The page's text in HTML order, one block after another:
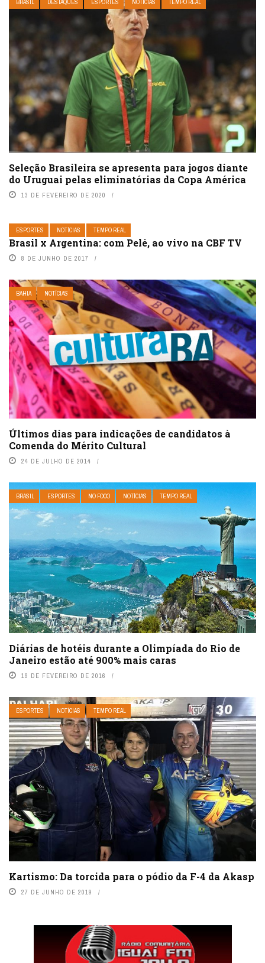
BRASIL DESTAQUES ESPORTES NOTÍCIAS TEMPO REAL
Seleção Brasileira se apresenta para jogos diante
do Uruguai pelas eliminatórias da Copa América
13 DE FEVEREIRO DE 2020
ESPORTES NOTÍCIAS TEMPO REAL
Brasil x Argentina: com Pelé, ao vivo na CBF TV
8 DE JUNHO DE 2017
BAHIA NOTÍCIAS
Últimos dias para indicações de candidatos à
Comenda do Mérito Cultural
24 DE JULHO DE 2014
BRASIL ESPORTES NO FOCO NOTÍCIAS TEMPO REAL
Diárias de hotéis durante a Olimpíada do Rio de
Janeiro estão até 900% mais caras
19 DE FEVEREIRO DE 2016
ESPORTES NOTÍCIAS TEMPO REAL
Kartismo: Da torcida para o pódio da F-4 da Akasp
27 DE JUNHO DE 2019